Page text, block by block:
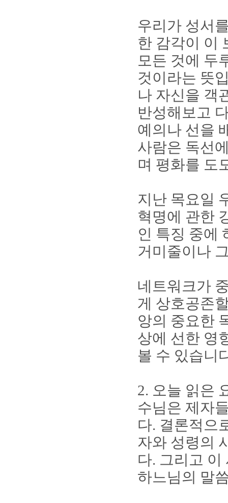
우리가 성서
한 감각이 이
모든 것에 두
것이라는 뜻
나 자신을 객
반성해보고
예의나 선을
사람은 독선
며 평화를 도
지난 목요일
혁명에 관한
인 특징 중에
거미줄이나
네트워크가
게 상호공존
앙의 중요한
상에 선한 영
볼 수 있습니
2. 오늘 읽은
수님은 제자
다. 결론적으
자와 성령의
다. 그리고 이
하느님의 말